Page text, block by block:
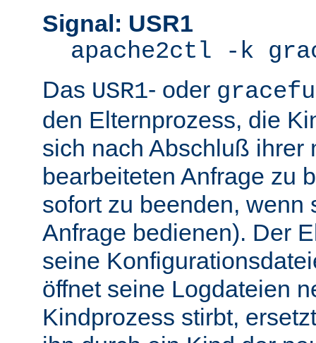
Signal: USR1
apache2ctl -k
Das USR1- oder
den Elternprozess, die
sich nach Abschluß ihrer
bearbeiteten Anfrage zu
sofort zu beenden, wenn
Anfrage bedienen). Der
seine
öffnet seine Logdateien
Kindprozess stirbt,